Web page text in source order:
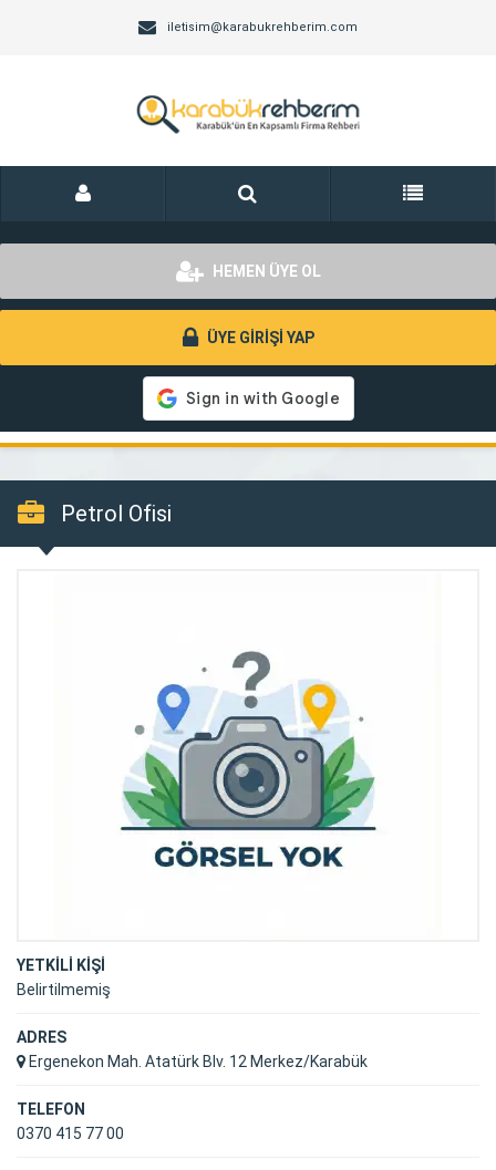
iletisim@karabukrehberim.com
HEMEN ÜYE OL
ÜYE GİRİŞİ YAP
Petrol Ofisi
YETKİLİ KİŞİ
Belirtilmemiş
ADRES
Ergenekon Mah. Atatürk Blv. 12 Merkez/Karabük
TELEFON
0370 415 77 00